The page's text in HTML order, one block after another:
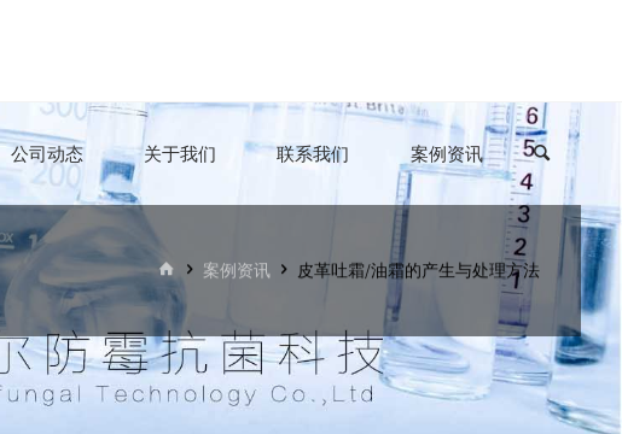
公司动态 关于我们 联系我们 案例资讯
首 案例资讯 皮革吐霜/油霜的产生与处理方法